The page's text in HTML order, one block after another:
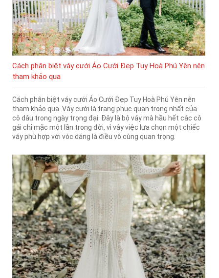
Cách phân biệt váy cưới Áo Cưới Đẹp Tuy Hoà Phú Yên nên
tham khảo qua
Cách phân biệt váy cưới Áo Cưới Đẹp Tuy Hoà Phú Yên nên
tham khảo qua. Váy cưới là trang phục quan trọng nhất của
cô dâu trong ngày trọng đại. Đây là bộ váy mà hầu hết các cô
gái chỉ mặc một lần trong đời, vì vậy việc lựa chọn một chiếc
váy phù hợp với vóc dáng là điều vô cùng quan trọng.